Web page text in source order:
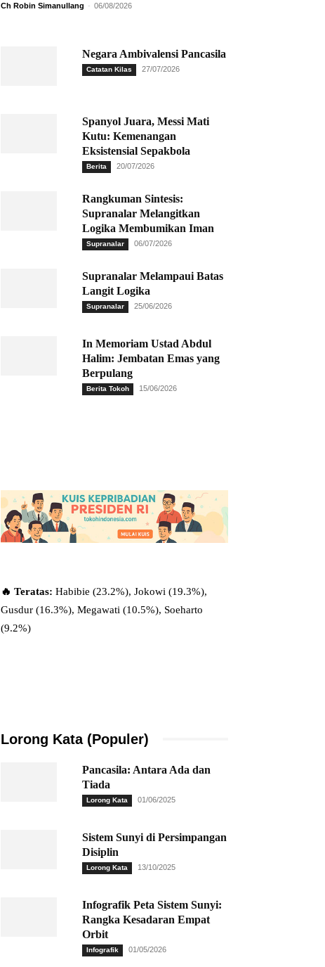
Ch Robin Simanullang - 06/08/2026
Negara Ambivalensi Pancasila
Catatan Kilas 27/07/2026
Spanyol Juara, Messi Mati
Kutu: Kemenangan
Eksistensial Sepakbola
Berita 20/07/2026
Rangkuman Sintesis:
Supranalar Melangitkan
Logika Membumikan Iman
Supranalar 06/07/2026
Supranalar Melampaui Batas
Langit Logika
Supranalar 25/06/2026
In Memoriam Ustad Abdul
Halim: Jembatan Emas yang
Berpulang
Berita Tokoh 15/06/2026
🔥 Teratas: Habibie (23.2%), Jokowi (19.3%),
Gusdur (16.3%), Megawati (10.5%), Soeharto
(9.2%)
Lorong Kata (Populer)
Pancasila: Antara Ada dan
Tiada
Lorong Kata 01/06/2025
Sistem Sunyi di Persimpangan
Disiplin
Lorong Kata 13/10/2025
Infografik Peta Sistem Sunyi:
Rangka Kesadaran Empat
Orbit
Infografik 01/05/2026